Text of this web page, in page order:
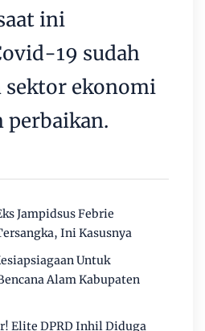
ini
19 sudah
sektor ekonomi
perbaikan.
Jampidsus Febrie
Ini Kasusnya
Untuk
Alam Kabupaten
Elite DPRD Inhil Diduga